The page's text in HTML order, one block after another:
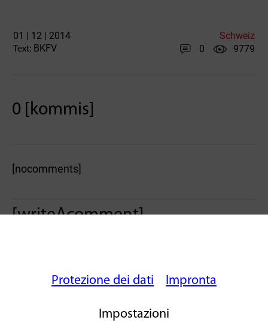
01 | 12 | 2014 Schweiz
Text: BKFV 0 9779
0 [kommis]
[nocomments]
[writeAcomment]
Protezione dei dati Impronta
Impostazioni